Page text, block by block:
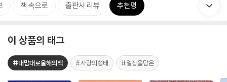
책 속으로 출판사 리뷰 추천평
이 상품의 태그
#내맘대로올해의책 #사랑의형태 #일상을담은